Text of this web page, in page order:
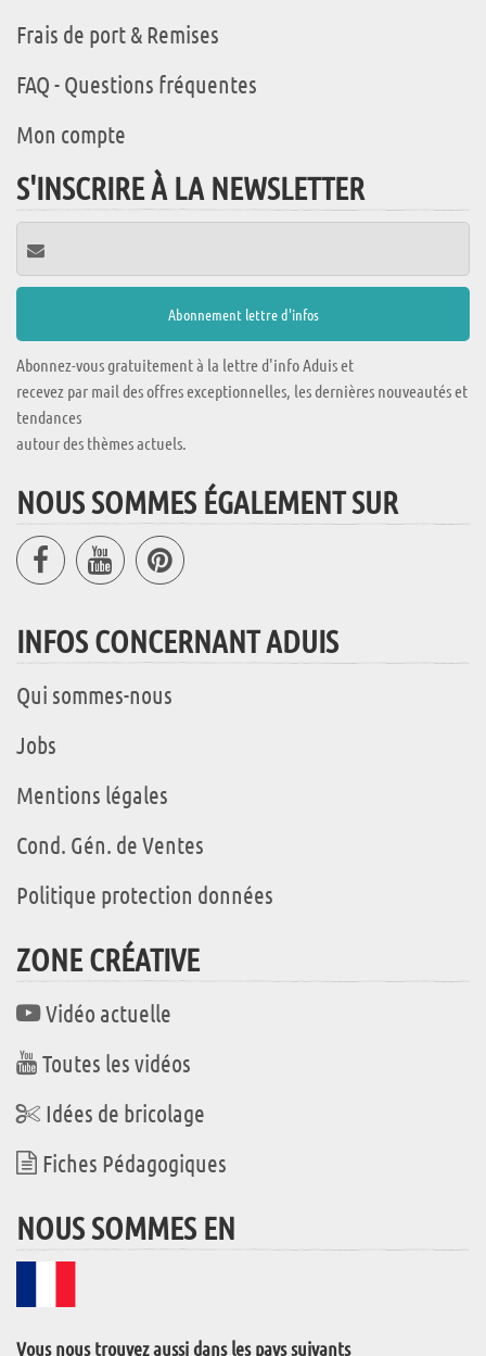
Frais de port & Remises
FAQ - Questions fréquentes
Mon compte
S'INSCRIRE À LA NEWSLETTER
Abonnez-vous gratuitement à la lettre d'info Aduis et
recevez par mail des offres exceptionnelles, les dernières nouveautés et
tendances
autour des thèmes actuels.
NOUS SOMMES ÉGALEMENT SUR
INFOS CONCERNANT ADUIS
Qui sommes-nous
Jobs
Mentions légales
Cond. Gén. de Ventes
Politique protection données
ZONE CRÉATIVE
Vidéo actuelle
Toutes les vidéos
Idées de bricolage
Fiches Pédagogiques
NOUS SOMMES EN
Vous nous trouvez aussi dans les pays suivants